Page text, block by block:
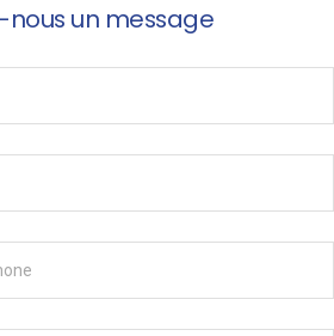
nous un message